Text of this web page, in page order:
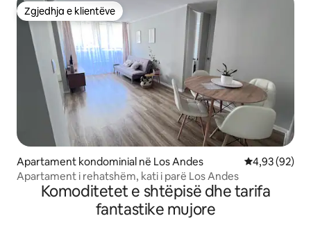
Zgjedhja e klientëve
Zgjedhja e klientëve
Apartament kondominial në Los Andes Vlerësimi
4,93 (92)
Apartament i rehatshëm, kati i parë Los Andes
Komoditetet e shtëpisë dhe tarifa
fantastike mujore